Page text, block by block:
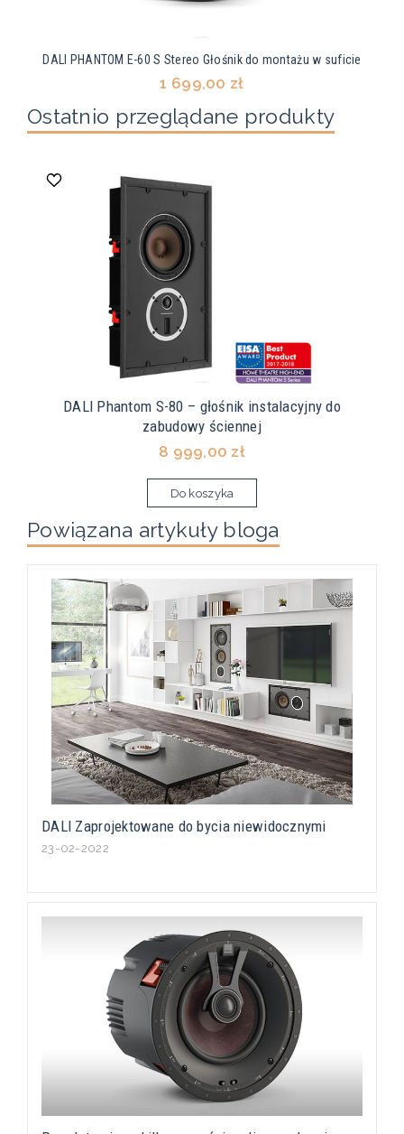
DALI PHANTOM E-60 S Stereo Głośnik do montażu w suficie
1 699,00 zł
Ostatnio przeglądane produkty
DALI Phantom S-80 – głośnik instalacyjny do
zabudowy ściennej
8 999,00 zł
Do koszyka
Powiązana artykuły bloga
DALI Zaprojektowane do bycia niewidocznymi
23-02-2022